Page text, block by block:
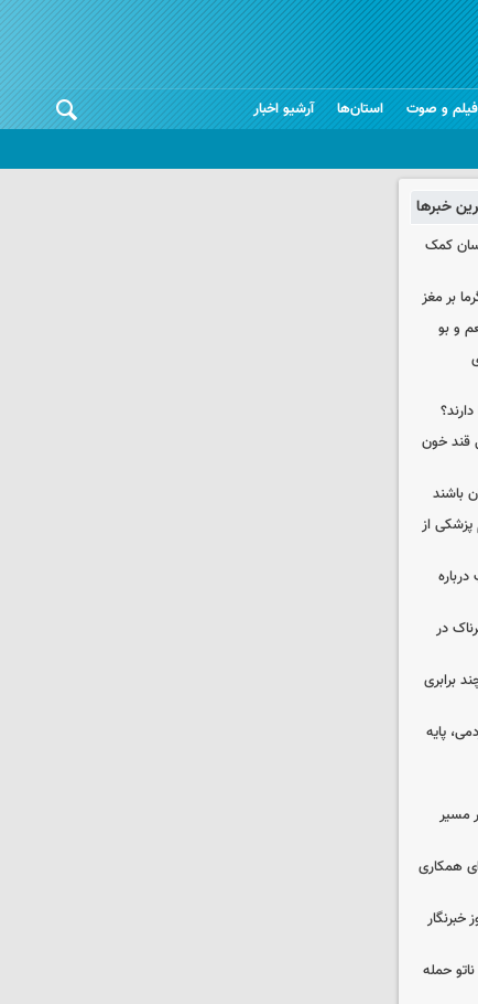
فیلم و صوت استان‌ها آرشیو اخبار
خبرها
کمک
بر مغز
و بو
قند خون
باشند
پزشکی از
در
برابری
پایه
مسیر
همکاری
حمله